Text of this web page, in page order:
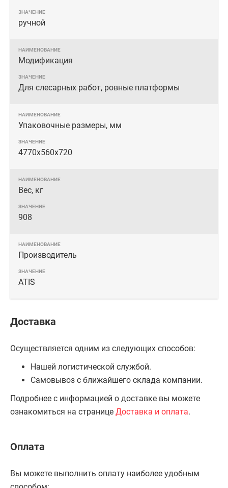
ручной
Модификация
Для слесарных работ, ровные платформы
Упаковочные размеры, мм
4770x560x720
Вес, кг
908
Производитель
ATIS
Доставка
Осуществляется одним из следующих способов:
Нашей логистической службой.
Самовывоз с ближайшего склада компании.
Подробнее с информацией о доставке вы можете
ознакомиться на странице Доставка и оплата.
Оплата
Вы можете выполнить оплату наиболее удобным